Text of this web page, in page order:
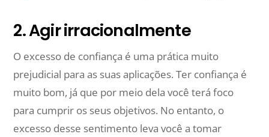
2. Agir irracionalmente
O excesso de confiança é uma prática muito
prejudicial para as suas aplicações. Ter confiança é
muito bom, já que por meio dela você terá foco
para cumprir os seus objetivos. No entanto, o
excesso desse sentimento leva você a tomar